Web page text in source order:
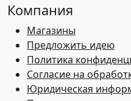
Компания
Магазины
Предложить идею
Политика
Согласие на
Юридическая